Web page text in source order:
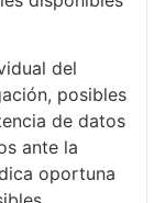
del
posibles
de datos
ante la
oportuna